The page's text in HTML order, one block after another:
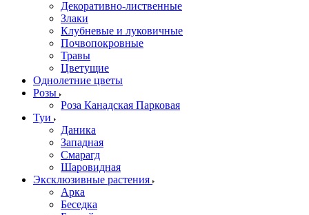
Декоративно-лиственные
Злаки
Клубневые и луковичные
Почвопокровные
Травы
Цветущие
Однолетние цветы
Розы
Роза Канадская Парковая
Туи
Даника
Западная
Смарагд
Шаровидная
Эксклюзивные растения
Арка
Беседка